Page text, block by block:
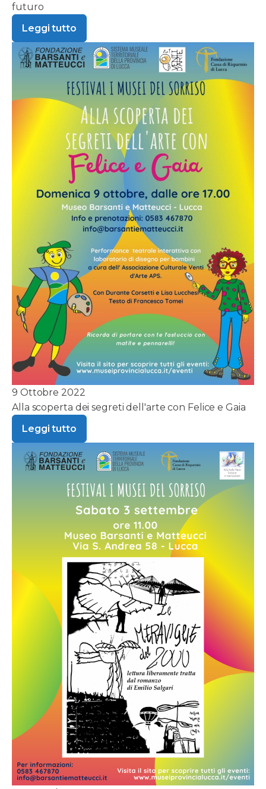
futuro
Leggi tutto
9 Ottobre 2022
Alla scoperta dei segreti dell'arte con Felice e Gaia
Leggi tutto